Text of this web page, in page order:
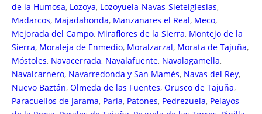
de la Humosa, Lozoya, Lozoyuela-Navas-Sieteiglesias,
Madarcos, Majadahonda, Manzanares el Real, Meco,
Mejorada del Campo, Miraflores de la Sierra, Montejo de la
Sierra, Moraleja de Enmedio, Moralzarzal, Morata de Tajuña,
Móstoles, Navacerrada, Navalafuente, Navalagamella,
Navalcarnero, Navarredonda y San Mamés, Navas del Rey,
Nuevo Baztán, Olmeda de las Fuentes, Orusco de Tajuña,
Paracuellos de Jarama, Parla, Patones, Pedrezuela, Pelayos